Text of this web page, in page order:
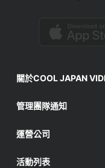
關於COOL JAPAN
管理團隊通知
運營公司
活動列表